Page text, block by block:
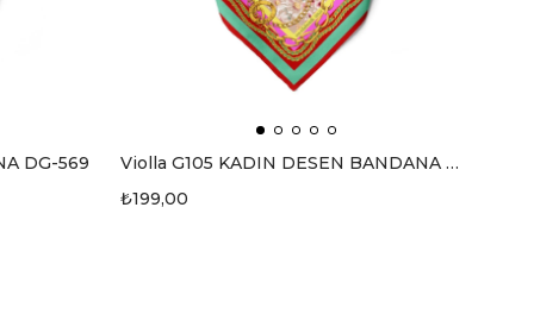
DG-569
Violla G105 KADIN DESEN BANDANA DG-558
₺199,00